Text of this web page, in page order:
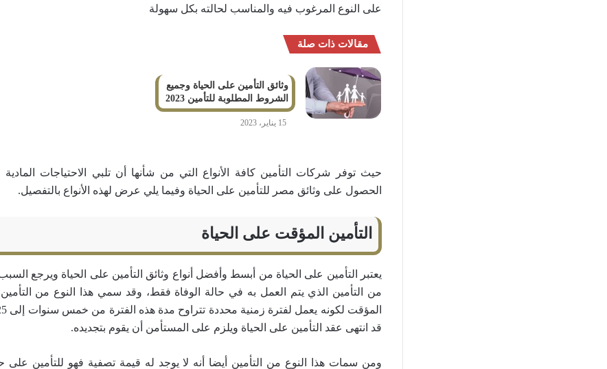
على النوع المرغوب فيه والمناسب لحالته بكل سهولة
مقالات ذات صلة
وثائق التأمين على الحياة وجميع
الشروط المطلوبة للتأمين 2023
15 يناير، 2023
حيث توفر شركات التأمين كافة الأنواع التي من شأنها أن تلبي الاحتياجات المادية
الحصول على وثائق مصر للتأمين على الحياة وفيما يلي عرض لهذه الأنواع بالتفصيل.
التأمين المؤقت على الحياة
يعتبر التأمين على الحياة من أبسط وأفضل أنواع وثائق التأمين على الحياة ويرجع
من التأمين الذي يتم العمل به في حالة الوفاة فقط، وقد سمي هذا النوع من التأمين
قد انتهى عقد التأمين على الحياة ويلزم على المستأمن أن يقوم بتجديده.
ومن سمات هذا النوع من التأمين أيضا أنه لا يوجد له قيمة تصفية فهو للتأمين على